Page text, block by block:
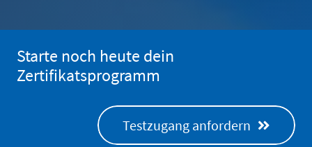
Starte noch heute dein
Zertifikatsprogramm
Testzugang anfordern